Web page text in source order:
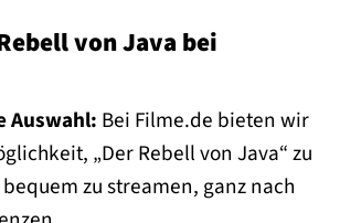
von Java bei
Auswahl: Bei Filme.de bieten wir
„Der Rebell von Java“ zu
zu streamen, ganz nach